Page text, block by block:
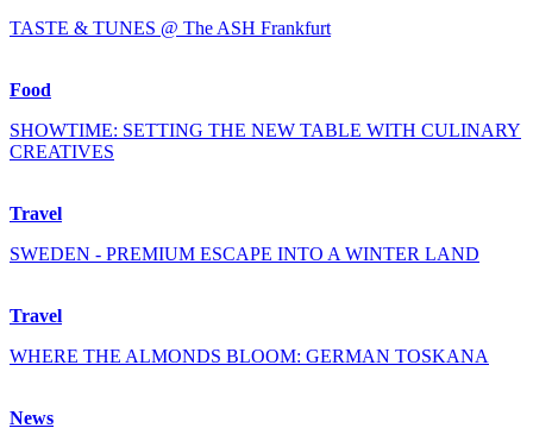
TASTE & TUNES @ The ASH Frankfurt
Food
SHOWTIME: SETTING THE NEW TABLE WITH CULINARY
CREATIVES
Travel
SWEDEN - PREMIUM ESCAPE INTO A WINTER LAND
Travel
WHERE THE ALMONDS BLOOM: GERMAN TOSKANA
News